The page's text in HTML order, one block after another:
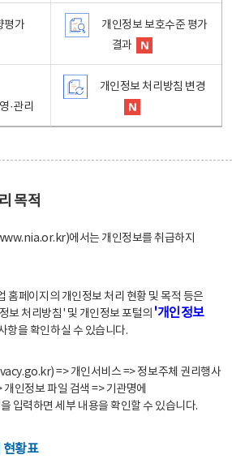
평가
개인정보 보호수준 평가
결과
·관리
개인정보 처리방침 변경
목적
에서는 개인정보를 취급하지
홈페이지의 개인정보 처리 현황 및 목적 등은
보 처리방침' 및 개인정보 포털의 '개인정보
항을 확인하실 수 있습니다.
=> 개인서비스 => 정보주체 권리행사
인정보 파일 검색 => 기관명에
입력하면 세부 내용을 확인할 수 있습니다.
현황표